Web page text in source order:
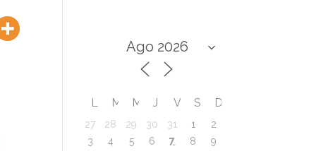
L M M J V S D
27 28 29 30 31 1
2
3
4 5 6 7 8
9